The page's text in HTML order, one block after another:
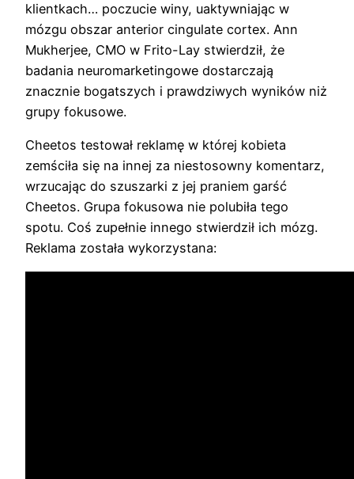
klientkach… poczucie winy, uaktywniając w
mózgu obszar anterior cingulate cortex. Ann
Mukherjee, CMO w Frito-Lay stwierdził, że
badania neuromarketingowe dostarczają
znacznie bogatszych i prawdziwych wyników niż
grupy fokusowe.
Cheetos testował reklamę w której kobieta
zemściła się na innej za niestosowny komentarz,
wrzucając do szuszarki z jej praniem garść
Cheetos. Grupa fokusowa nie polubiła tego
spotu. Coś zupełnie innego stwierdził ich mózg.
Reklama została wykorzystana: